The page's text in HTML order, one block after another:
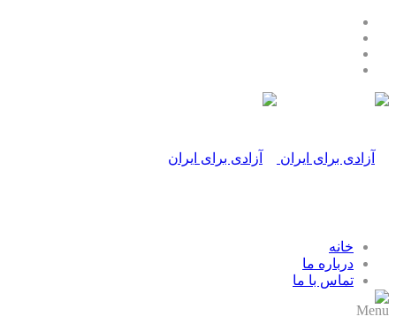
خانه
درباره ما
تماس با ما
Menu